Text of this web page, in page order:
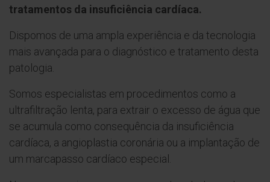
tratamentos da insuficiência cardíaca.
Dispomos de uma ampla experiência e da tecnologia
mais avançada para o diagnóstico e tratamento desta
patologia.
Somos especialistas em procedimentos como a
ultrafiltração lenta, para extrair o excesso de água que
se acumula como consequência da insuficiência
cardíaca, a angioplastia coronária ou a implantação de
um marcapasso cardíaco especial.